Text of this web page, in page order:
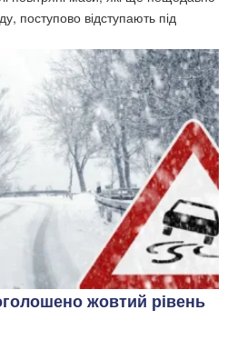
поступово відступають під
жовтий рівень